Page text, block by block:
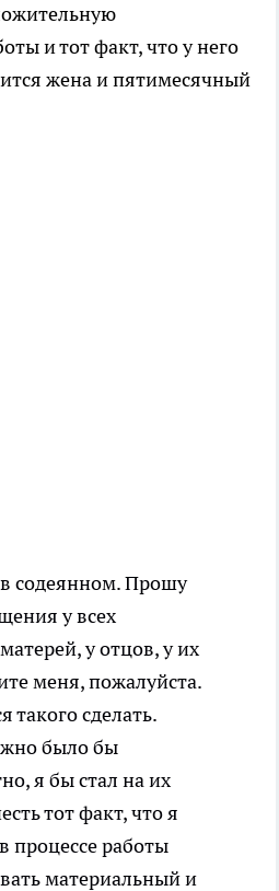
и тот факт, что у него
жена и пятимесячный
содеянном. Прошу
у всех
у отцов, у их
меня, пожалуйста.
такого сделать.
было бы
я бы стал на их
тот факт, что я
процессе работы
материальный и